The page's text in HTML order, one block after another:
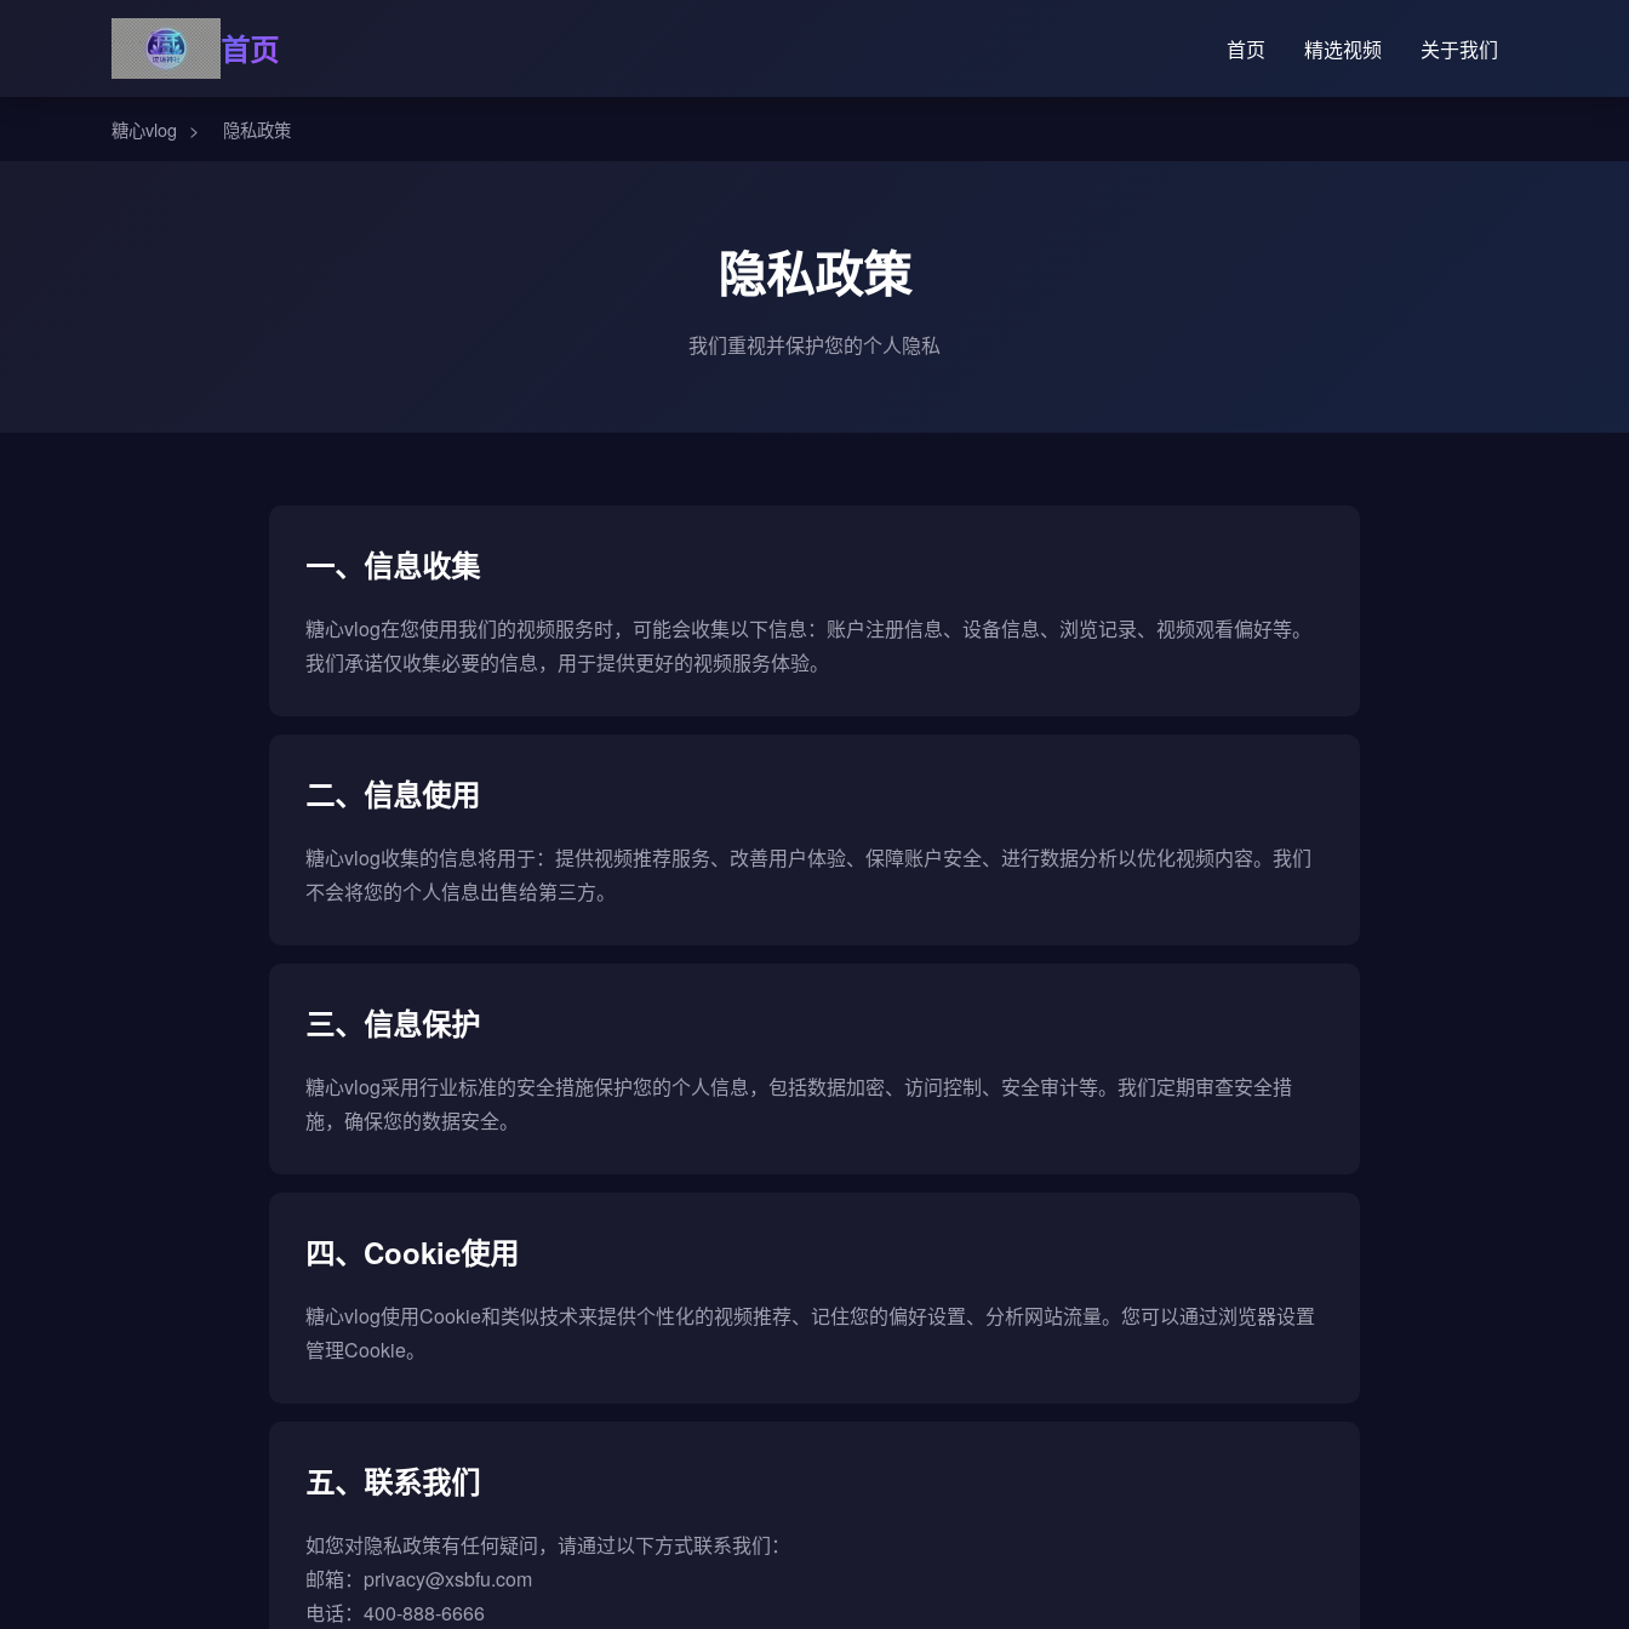
首页 首页 精选视频 关于我们
糖心vlog > 隐私政策
隐私政策
我们重视并保护您的个人隐私
一、信息收集
糖心vlog在您使用我们的视频服务时，可能会收集以下信息：账户注册信息、设备信息、浏览记录、视频观看偏好等。
我们承诺仅收集必要的信息，用于提供更好的视频服务体验。
二、信息使用
糖心vlog收集的信息将用于：提供视频推荐服务、改善用户体验、保障账户安全、进行数据分析以优化视频内容。我们
不会将您的个人信息出售给第三方。
三、信息保护
糖心vlog采用行业标准的安全措施保护您的个人信息，包括数据加密、访问控制、安全审计等。我们定期审查安全措
施，确保您的数据安全。
四、Cookie使用
糖心vlog使用Cookie和类似技术来提供个性化的视频推荐、记住您的偏好设置、分析网站流量。您可以通过浏览器设置
管理Cookie。
五、联系我们
如您对隐私政策有任何疑问，请通过以下方式联系我们：
邮箱：privacy@xsbfu.com
电话：400-888-6666